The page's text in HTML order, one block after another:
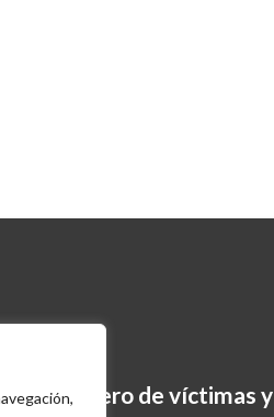
el número de víctimas y